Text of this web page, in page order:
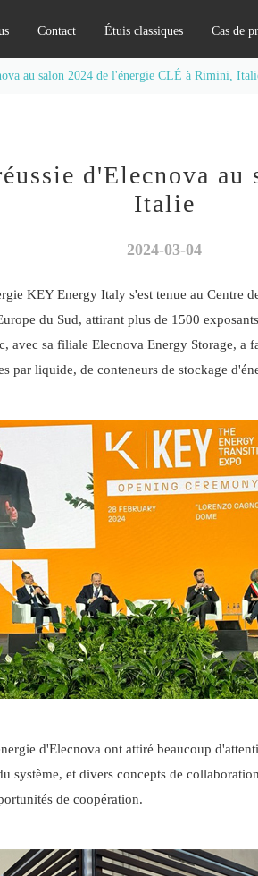
Contact Étuis classiques Cas de
au salon 2024 de l'énergie CLÉ à Rimini,
d'Elecnova
Italie
2024-03-04
KEY Energy Italy s'est tenue au Centre
du Sud, attirant plus de 1500
avec sa filiale Elecnova Energy Storage, a
liquide, de conteneurs de stockage
d'Elecnova ont attiré beaucoup
et divers concepts de
de coopération.